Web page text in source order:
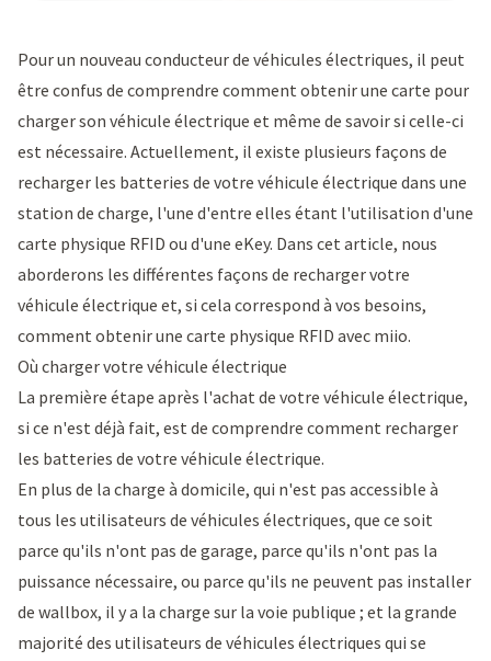
Pour un nouveau conducteur de véhicules électriques, il peut
être confus de comprendre comment obtenir une carte pour
charger son véhicule électrique et même de savoir si celle-ci
est nécessaire. Actuellement, il existe plusieurs façons de
recharger les batteries de votre véhicule électrique dans une
station de charge, l'une d'entre elles étant l'utilisation d'une
carte physique RFID ou d'une eKey. Dans cet article, nous
aborderons les différentes façons de recharger votre
véhicule électrique et, si cela correspond à vos besoins,
comment obtenir une carte physique RFID avec miio.
Où charger votre véhicule électrique
La première étape après l'achat de votre véhicule électrique,
si ce n'est déjà fait, est de comprendre comment recharger
les batteries de votre véhicule électrique.
En plus de la charge à domicile, qui n'est pas accessible à
tous les utilisateurs de véhicules électriques, que ce soit
parce qu'ils n'ont pas de garage, parce qu'ils n'ont pas la
puissance nécessaire, ou parce qu'ils ne peuvent pas installer
de wallbox, il y a la charge sur la voie publique ; et la grande
majorité des utilisateurs de véhicules électriques qui se